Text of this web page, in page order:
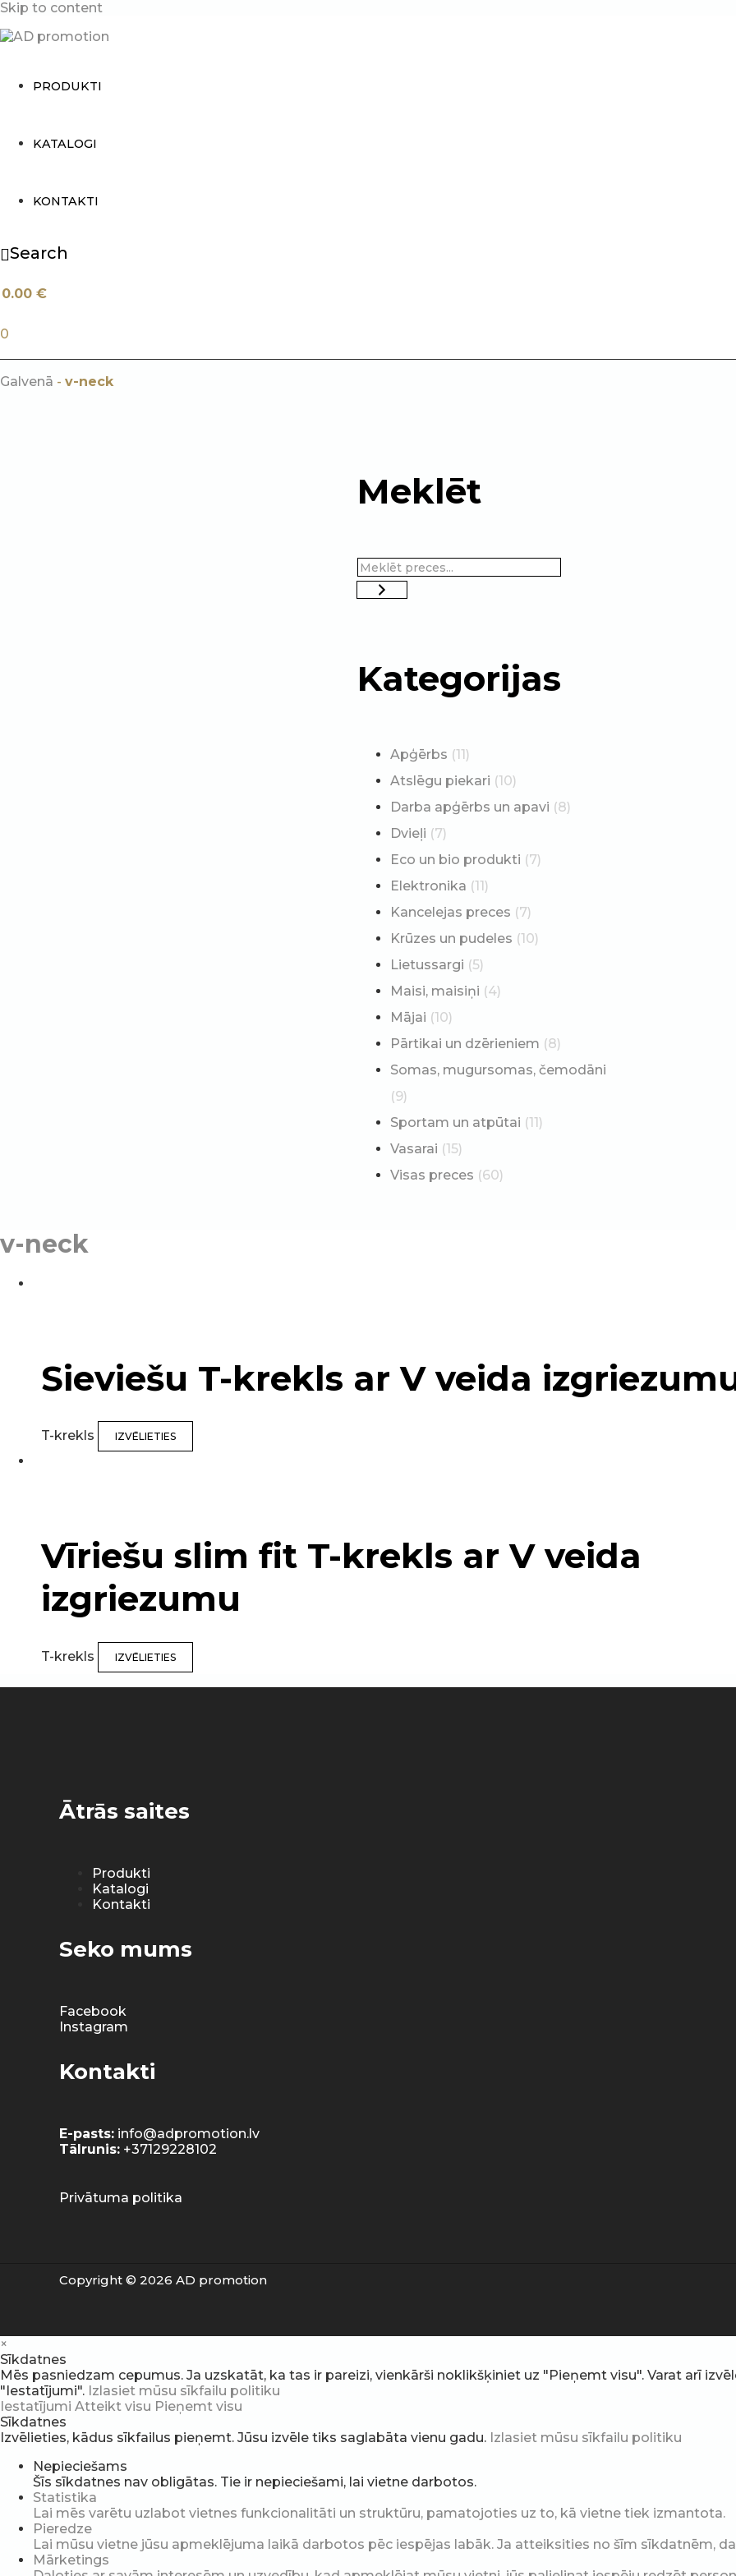
Skip to content
PRODUKTI
KATALOGI
KONTAKTI
Search
0.00 €
0
Galvenā - v-neck
Meklēt
Kategorijas
Apģērbs (11)
Atslēgu piekari (10)
Darba apģērbs un apavi (8)
Dvieļi (7)
Eco un bio produkti (7)
Elektronika (11)
Kancelejas preces (7)
Krūzes un pudeles (10)
Lietussargi (5)
Maisi, maisiņi (4)
Mājai (10)
Pārtikai un dzērieniem (8)
Somas, mugursomas, čemodāni
(9)
Sportam un atpūtai (11)
Vasarai (15)
Visas preces (60)
v-neck
Sieviešu T-krekls ar V veida
T-krekls IZVĒLIETIES
Vīriešu slim fit T-krekls ar V veida
izgriezumu
T-krekls IZVĒLIETIES
Ātrās saites
Produkti
Katalogi
Kontakti
Seko mums
Facebook
Instagram
Kontakti
E-pasts: info@adpromotion.lv
Tālrunis: +37129228102
Privātuma politika
Copyright © 2026 AD promotion
×
Sīkdatnes
Mēs pasniedzam cepumus. Ja uzskatāt, ka tas ir pareizi, vienkārši noklikšķiniet uz "Pieņemt visu". Varat arī
"Iestatījumi". Izlasiet mūsu sīkfailu politiku
Iestatījumi Atteikt visu Pieņemt visu
Sīkdatnes
Izvēlieties, kādus sīkfailus pieņemt. Jūsu izvēle tiks saglabāta vienu gadu. Izlasiet mūsu sīkfailu politiku
Nepieciešams
Šīs sīkdatnes nav obligātas. Tie ir nepieciešami, lai vietne darbotos.
Statistika
Lai mēs varētu uzlabot vietnes funkcionalitāti un struktūru, pamatojoties uz to, kā vietne tiek izmantota.
Pieredze
Lai mūsu vietne jūsu apmeklējuma laikā darbotos pēc iespējas labāk. Ja atteiksities no šīm sīkdatnēm,
Mārketings